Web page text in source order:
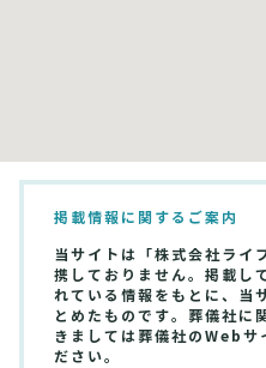
掲載情報に関するご案内
当サイトは「株式会社ライ
携しておりません。掲載し
れている情報をもとに、当
とめたものです。葬儀社に
きましては葬儀社のWebサ
ださい。